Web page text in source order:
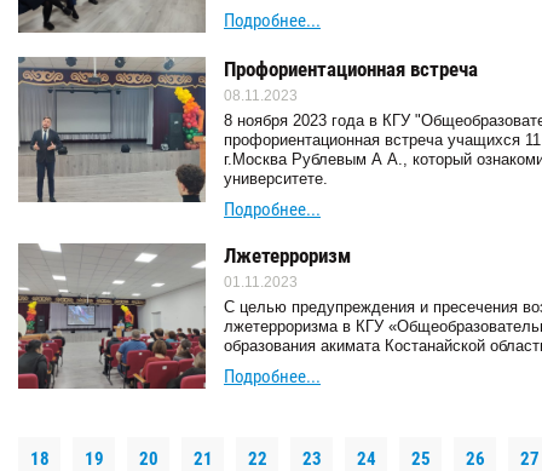
Подробнее...
Профориентационная встреча
08.11.2023
8 ноября 2023 года в КГУ
профориентационная встреча учащихся
г.Москва Рублевым А А., который
университете.
Подробнее...
Лжетерроризм
01.11.2023
С целью предупреждения и пресечения
лжетерроризма в КГУ
образования акимата Костанайской
Подробнее...
18 19 20 21 22 23 24 25 26
27